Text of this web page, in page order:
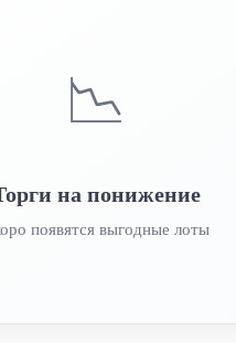
📉
на понижение
появятся выгодные лоты